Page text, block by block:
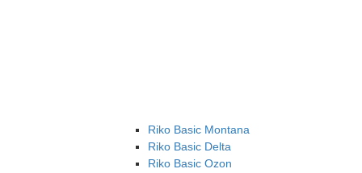
Riko Basic Montana
Riko Basic Delta
Riko Basic Ozon